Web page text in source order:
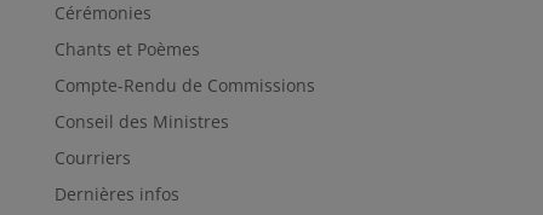
Cérémonies
Chants et Poèmes
Compte-Rendu de Commissions
Conseil des Ministres
Courriers
Dernières infos